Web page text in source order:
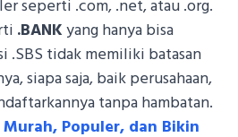
seperti .com, .net, atau .org.
.BANKyang hanya bisa
.SBS tidak memiliki batasan
siapa saja, baik perusahaan,
tanpa hambatan.
Populer, dan Bikin